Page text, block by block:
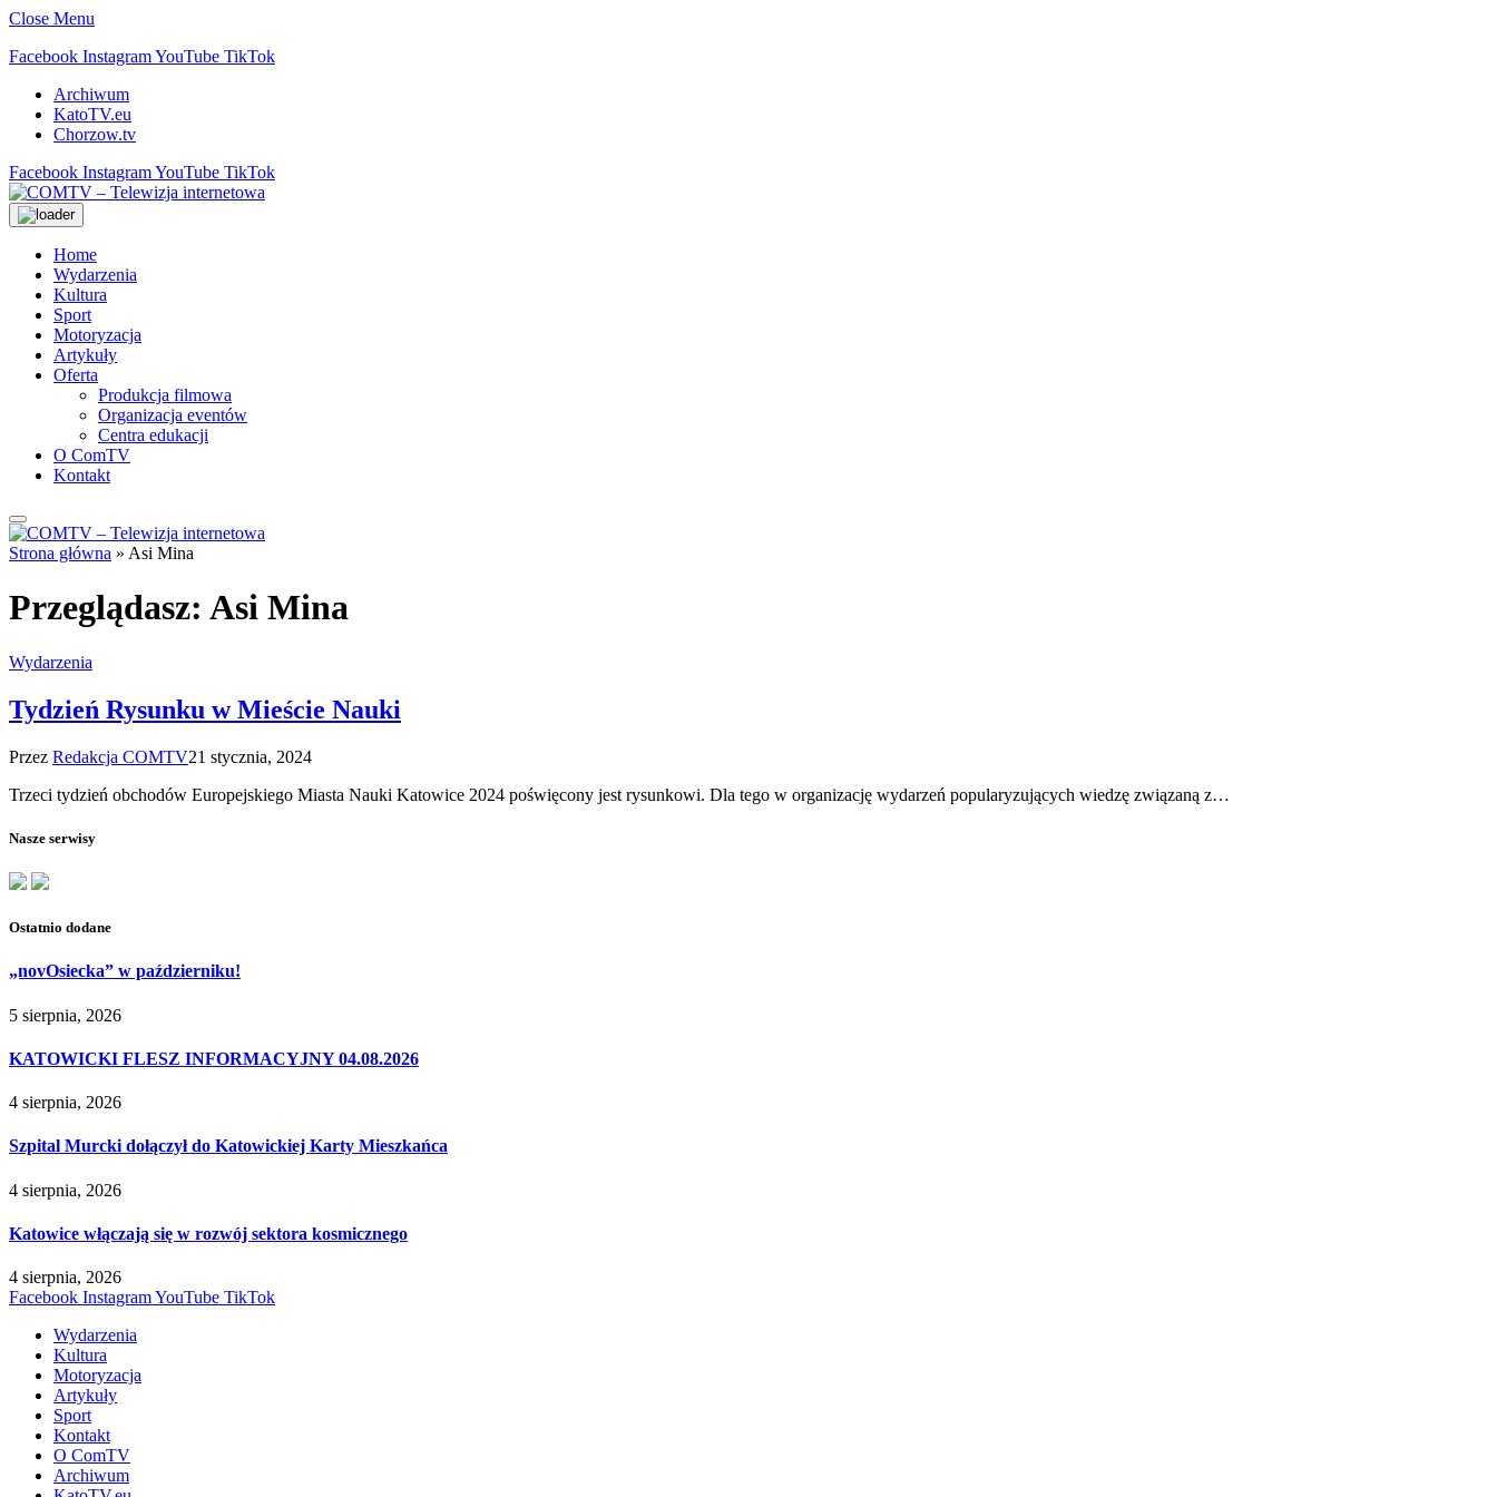
Close Menu
Facebook InstagramYouTube TikTok
Archiwum
KatoTV.eu
Chorzow.tv
Facebook InstagramYouTube TikTok
Home
Wydarzenia
Kultura
Sport
Motoryzacja
Artykuły
Oferta
Produkcja filmowa
Organizacja eventów
Centra edukacji
O ComTV
Kontakt
Strona główna » Asi Mina
Przeglądasz: Asi Mina
Wydarzenia
Tydzień Rysunku w Mieście Nauki
Przez Redakcja COMTV21 stycznia, 2024
Trzeci tydzień obchodów Europejskiego Miasta Nauki Katowice 2024 poświęcony jest rysunkowi. Dla tego w organizację wydarzeń popularyzujących wiedzę związaną z…
Nasze serwisy
Ostatnio dodane
„novOsiecka” w październiku!
5 sierpnia, 2026
KATOWICKI FLESZ INFORMACYJNY 04.08.2026
4 sierpnia, 2026
Szpital Murcki dołączył do Katowickiej Karty Mieszkańca
4 sierpnia, 2026
Katowice włączają się w rozwój sektora kosmicznego
4 sierpnia, 2026
Facebook InstagramYouTube TikTok
Wydarzenia
Kultura
Motoryzacja
Artykuły
Sport
Kontakt
O ComTV
Archiwum